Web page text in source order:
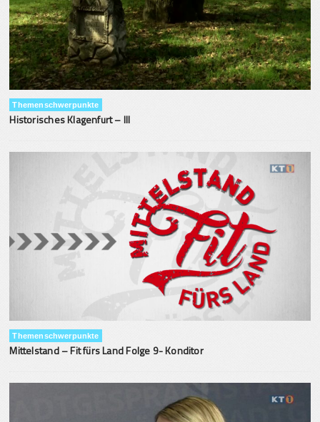
Themenschwerpunkte
Historisches Klagenfurt – III
Themenschwerpunkte
Mittelstand – Fit fürs Land Folge 9- Konditor